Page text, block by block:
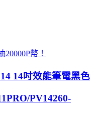
幣！
14吋效能筆電黑色
PV14260-